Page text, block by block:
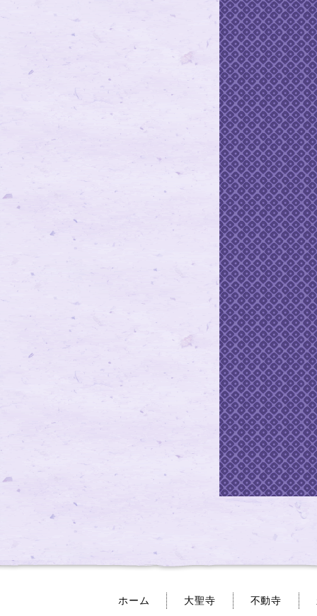
ホーム 大聖寺 不動寺